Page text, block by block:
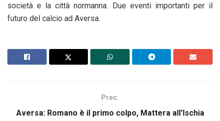
società e la città normanna. Due eventi importanti per il
futuro del calcio ad Aversa.
Prec.
Aversa: Romano è il primo colpo, Mattera all’Ischia